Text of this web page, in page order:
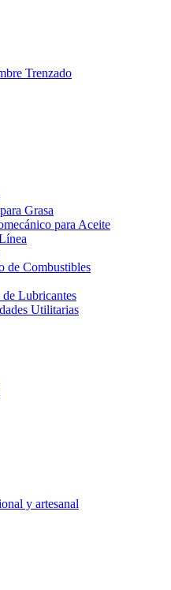
Trenzado
Grasa
para Aceite
de Combustibles
de Lubricantes
Utilitarias
y artesanal